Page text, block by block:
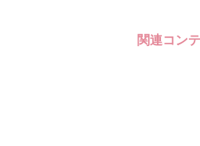
関連コン